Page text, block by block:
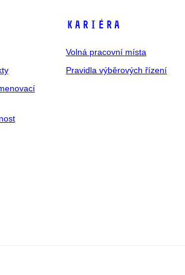
Kariéra
Volná pracovní místa
Pravidla výběrových řízení